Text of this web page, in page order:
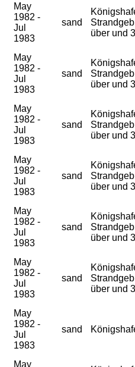
May
1982 -
Jul
1983
sand
über und
May
1982 -
Jul
1983
sand
über und
May
1982 -
Jul
1983
sand
über und
May
1982 -
Jul
1983
sand
über und
May
1982 -
Jul
1983
sand
über und
May
1982 -
Jul
1983
sand
über und
May
1982 -
Jul
1983
sand
May